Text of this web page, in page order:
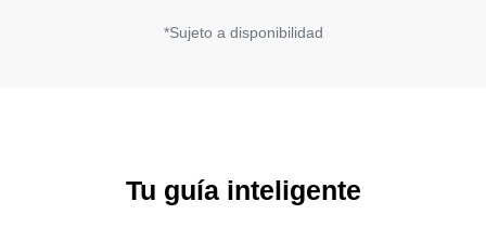
*Sujeto a disponibilidad
Tu guía inteligente